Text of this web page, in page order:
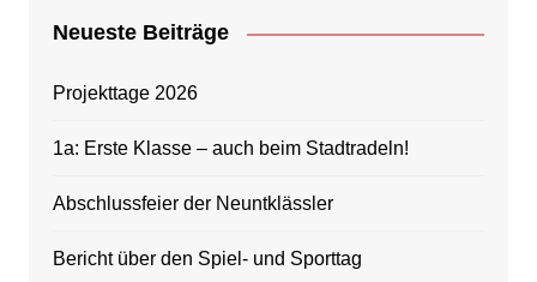
Neueste Beiträge
Projekttage 2026
1a: Erste Klasse – auch beim Stadtradeln!
Abschlussfeier der Neuntklässler
Bericht über den Spiel- und Sporttag